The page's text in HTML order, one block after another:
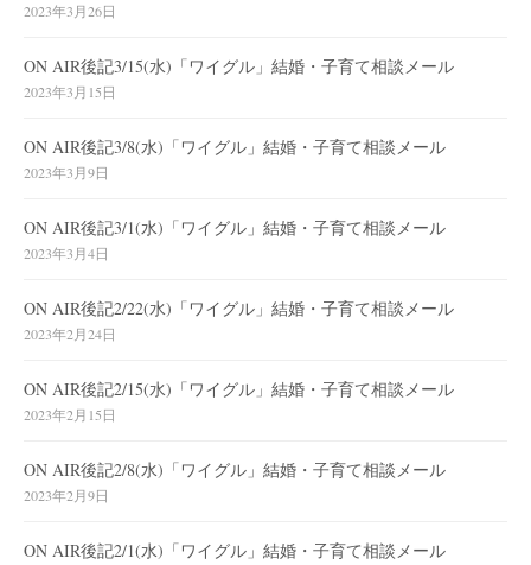
2023年3月26日
ON AIR後記3/15(水)「ワイグル」結婚・子育て相談メール
2023年3月15日
ON AIR後記3/8(水)「ワイグル」結婚・子育て相談メール
2023年3月9日
ON AIR後記3/1(水)「ワイグル」結婚・子育て相談メール
2023年3月4日
ON AIR後記2/22(水)「ワイグル」結婚・子育て相談メール
2023年2月24日
ON AIR後記2/15(水)「ワイグル」結婚・子育て相談メール
2023年2月15日
ON AIR後記2/8(水)「ワイグル」結婚・子育て相談メール
2023年2月9日
ON AIR後記2/1(水)「ワイグル」結婚・子育て相談メール